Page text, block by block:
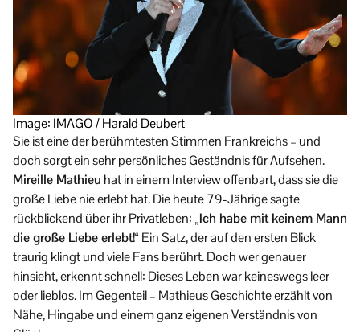
Image: IMAGO / Harald Deubert
Sie ist eine der berühmtesten Stimmen Frankreichs – und
doch sorgt ein sehr persönliches Geständnis für Aufsehen.
Mireille Mathieu hat in einem Interview offenbart, dass sie die
große Liebe nie erlebt hat. Die heute 79-Jährige sagte
rückblickend über ihr Privatleben: „Ich habe mit keinem Mann
die große Liebe erlebt!“Ein Satz, der auf den ersten Blick
traurig klingt und viele Fans berührt. Doch wer genauer
hinsieht, erkennt schnell: Dieses Leben war keineswegs leer
oder lieblos. Im Gegenteil – Mathieus Geschichte erzählt von
Nähe, Hingabe und einem ganz eigenen Verständnis von